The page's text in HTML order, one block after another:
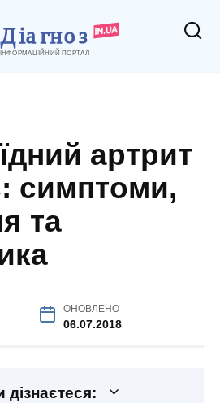
артрит
симптоми,
та
ОНОВЛЕНО
06.07.2018
дізнаєтеся: